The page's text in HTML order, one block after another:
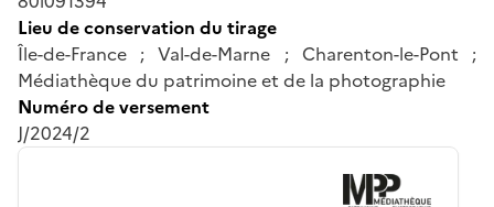
Lieu de conservation du tirage
Île-de-France ; Val-de-Marne ; Charenton-le-Pont ;
Médiathèque du patrimoine et de la photographie
Numéro de versement
J/2024/2